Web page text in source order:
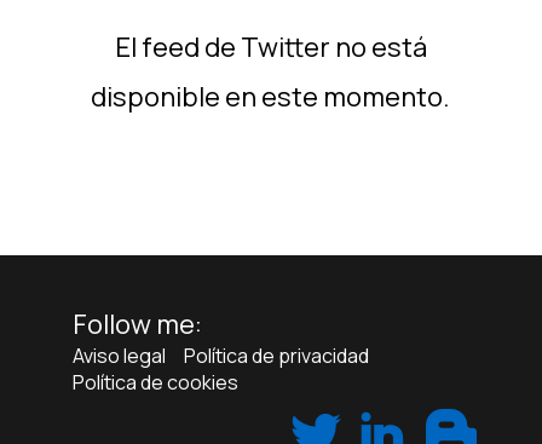
El feed de Twitter no está
disponible en este momento.
Follow me:
Aviso legal
Política de privacidad
Política de cookies